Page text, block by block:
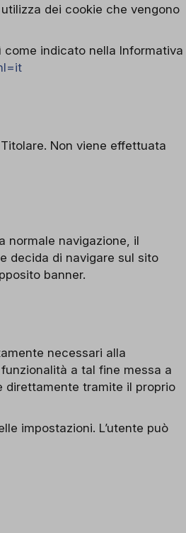
dei cookie che vengono
come indicato nella Informativa
Non viene effettuata
normale navigazione, il
decida di navigare sul sito
banner.
necessari alla
a tal fine messa a
direttamente tramite il proprio
impostazioni. L’utente può